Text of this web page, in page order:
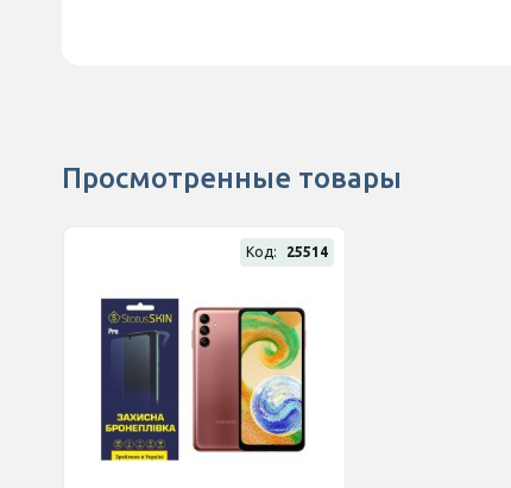
Просмотренные товары
Код: 25514